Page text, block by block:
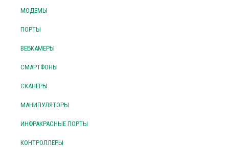
МОДЕМЫ
ПОРТЫ
ВЕБКАМЕРЫ
СМАРТФОНЫ
СКАНЕРЫ
МАНИПУЛЯТОРЫ
ИНФРАКРАСНЫЕ ПОРТЫ
КОНТРОЛЛЕРЫ